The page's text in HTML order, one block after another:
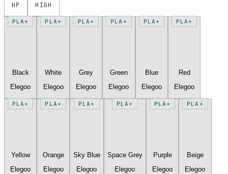
HP HIGH
PLA+
Black
Elegoo
PLA+
White
Elegoo
PLA+
Grey
Elegoo
PLA+
Green
Elegoo
PLA+
Blue
Elegoo
PLA+
Red
Elegoo
PLA+
Yellow
Elegoo
PLA+
Orange
Elegoo
PLA+
Sky Blue
Elegoo
PLA+
Space Grey
Elegoo
PLA+
Purple
Elegoo
PLA+
Beige
Elegoo